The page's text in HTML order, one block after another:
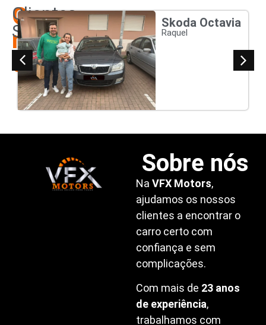
Os
nossos
clientes
Clientes
Satisfeitos
Skoda Octavia
Raquel
Sobre nós
NaVFX Motors,
ajudamos os nossos
clientes a encontrar o
carro certo com
confiança e sem
complicações.
Com mais de 23 anos
de experiência,
trabalhamos com